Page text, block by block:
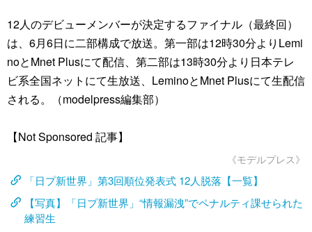
12人のデビューメンバーが決定するファイナル（最終回）
は、6月6日に二部構成で放送。第一部は12時30分よりLemi
noとMnet Plusにて配信、第二部は13時30分より日本テレ
ビ系全国ネットにて生放送、LeminoとMnet Plusにて生配信
される。（modelpress編集部）
【Not Sponsored 記事】
《モデルプレス》
「日プ新世界」第3回順位発表式 12人脱落【一覧】
【写真】「日プ新世界」“情報漏洩”でペナルティ課せられた
練習生